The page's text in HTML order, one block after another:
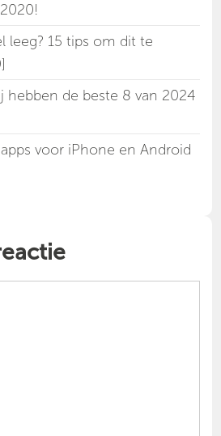
leeg? 15 tips om dit te
hebben de beste 8 van 2024
voor iPhone en Android